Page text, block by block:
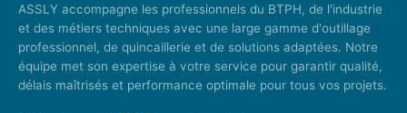
ASSLY accompagne les professionnels du BTPH, de l'industrie
et des métiers techniques avec une large gamme d'outillage
professionnel, de quincaillerie et de solutions adaptées. Notre
équipe met son expertise à votre service pour garantir qualité,
délais maîtrisés et performance optimale pour tous vos projets.